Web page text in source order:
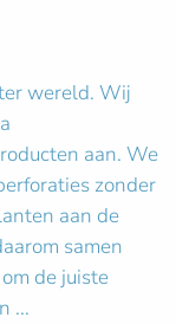
wereld. Wij
aan. We
zonder
aan de
samen
de juiste
...